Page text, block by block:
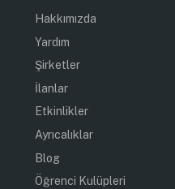
Hakkımızda
Yardım
Şirketler
İlanlar
Etkinlikler
Ayrıcalıklar
Blog
Öğrenci Kulüpleri